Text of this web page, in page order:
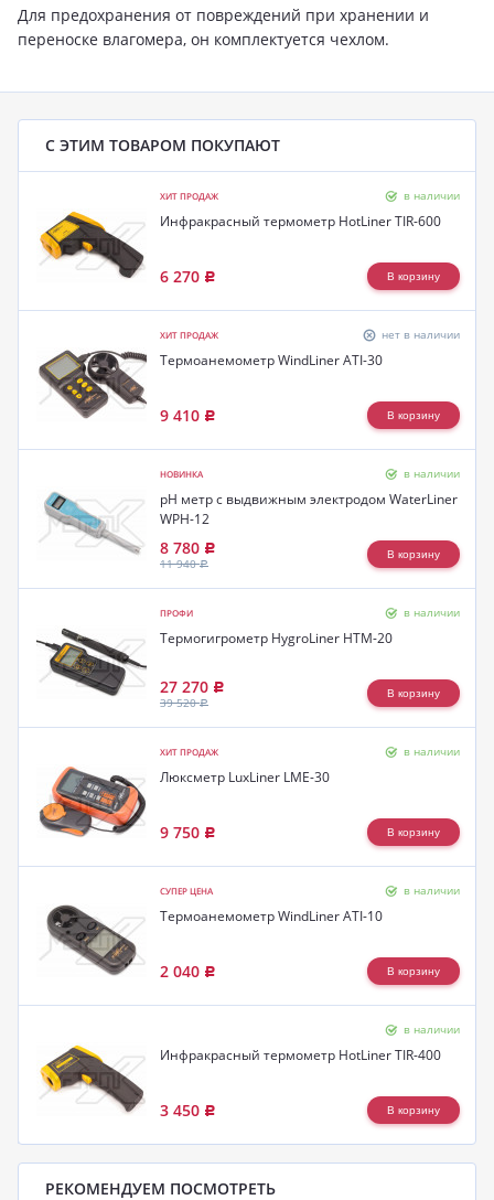
Для предохранения от повреждений при хранении и
переноске влагомера, он комплектуется чехлом.
С ЭТИМ ТОВАРОМ ПОКУПАЮТ
ХИТ ПРОДАЖ в наличии
Инфракрасный термометр HotLiner TIR-600
6 270 Р
ХИТ ПРОДАЖ нет в наличии
Термоанемометр WindLiner ATI-30
9 410 Р
НОВИНКА в наличии
pH метр с выдвижным электродом WaterLiner
WPH-12
8 780 Р
11 940Р
ПРОФИ в наличии
Термогигрометр HygroLiner HTM-20
27 270 Р
39 520Р
ХИТ ПРОДАЖ в наличии
Люксметр LuxLiner LME-30
9 750 Р
СУПЕР ЦЕНА в наличии
Термоанемометр WindLiner ATI-10
2 040 Р
в наличии
Инфракрасный термометр HotLiner TIR-400
3 450 Р
РЕКОМЕНДУЕМ ПОСМОТРЕТЬ